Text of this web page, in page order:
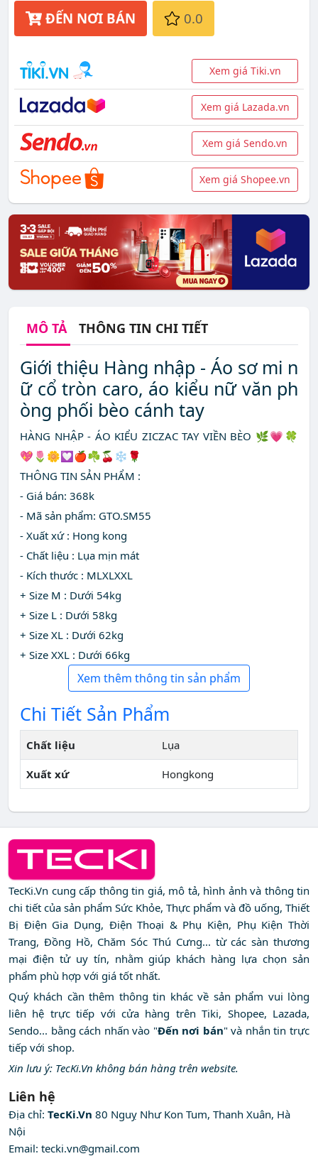
ĐẾN NƠI BÁN 0.0
Xem giá Tiki.vn
Xem giá Lazada.vn
Xem giá Sendo.vn
Xem giá Shopee.vn
MÔ TẢ THÔNG TIN CHI TIẾT
Giới thiệu Hàng nhập - Áo sơ mi n
ữ cổ tròn caro, áo kiểu nữ văn ph
òng phối bèo cánh tay
HÀNG NHẬP - ÁO KIỂU ZICZAC TAY VIỀN BÈO 🌿💗🍀
💖🌷🌼💟🍎☘🍒❄🌹
THÔNG TIN SẢN PHẨM :
- Giá bán: 368k
- Mã sản phẩm: GTO.SM55
- Xuất xứ : Hong kong
- Chất liệu : Lụa mịn mát
- Kích thước : MLXLXXL
+ Size M : Dưới 54kg
+ Size L : Dưới 58kg
+ Size XL : Dưới 62kg
+ Size XXL : Dưới 66kg
Xem thêm thông tin sản phẩm
Chi Tiết Sản Phẩm
Chất liệu Lụa
Xuất xứ Hongkong
TecKi.Vn cung cấp thông tin giá, mô tả, hình ảnh và thông tin
chi tiết của sản phẩm Sức Khỏe, Thực phẩm và đồ uống, Thiết
Bị Điện Gia Dụng, Điện Thoại & Phụ Kiện, Phụ Kiện Thời
Trang, Đồng Hồ, Chăm Sóc Thú Cưng... từ các sàn thương
mại điện tử uy tín, nhằm giúp khách hàng lựa chọn sản
phẩm phù hợp với giá tốt nhất.
Quý khách cần thêm thông tin khác về sản phẩm vui lòng
liên hệ trực tiếp với cửa hàng trên Tiki, Shopee, Lazada,
Sendo... bằng cách nhấn vào "Đến nơi bán" và nhắn tin trực
tiếp với shop.
Xin lưu ý: TecKi.Vn không bán hàng trên website.
Liên hệ
Địa chỉ: TecKi.Vn 80 Nguỵ Như Kon Tum, Thanh Xuân, Hà
Nội
Email: tecki.vn@gmail.com